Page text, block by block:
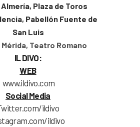
Almería, Plaza de Toros
Pabellón Fuente de
San Luis
Mérida, Teatro Romano
IL DIVO:
WEB
www.ildivo.com
Social Media
ildivo
ildivo